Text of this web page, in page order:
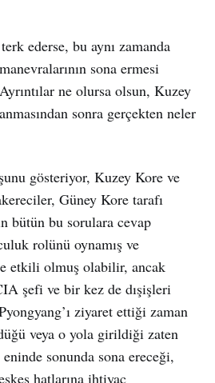
ederse, bu aynı zamanda
sona ermesi
ne olursa olsun, Kuzey
sonra gerçekten neler
gösteriyor, Kuzey Kore ve
Güney Kore tarafı
bütün bu sorulara cevap
rolünü oynamış ve
etkili olmuş olabilir, ancak
şefi ve bir kez de dışişleri
ziyaret ettiği zaman
veya o yola girildiği zaten
eninde sonunda sona ereceği,
hatlarına ihtiyaç